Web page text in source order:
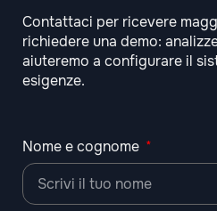
Contattaci per ricevere
richiedere una demo:
aiuteremo a configurare il
esigenze.
Nome e cognome